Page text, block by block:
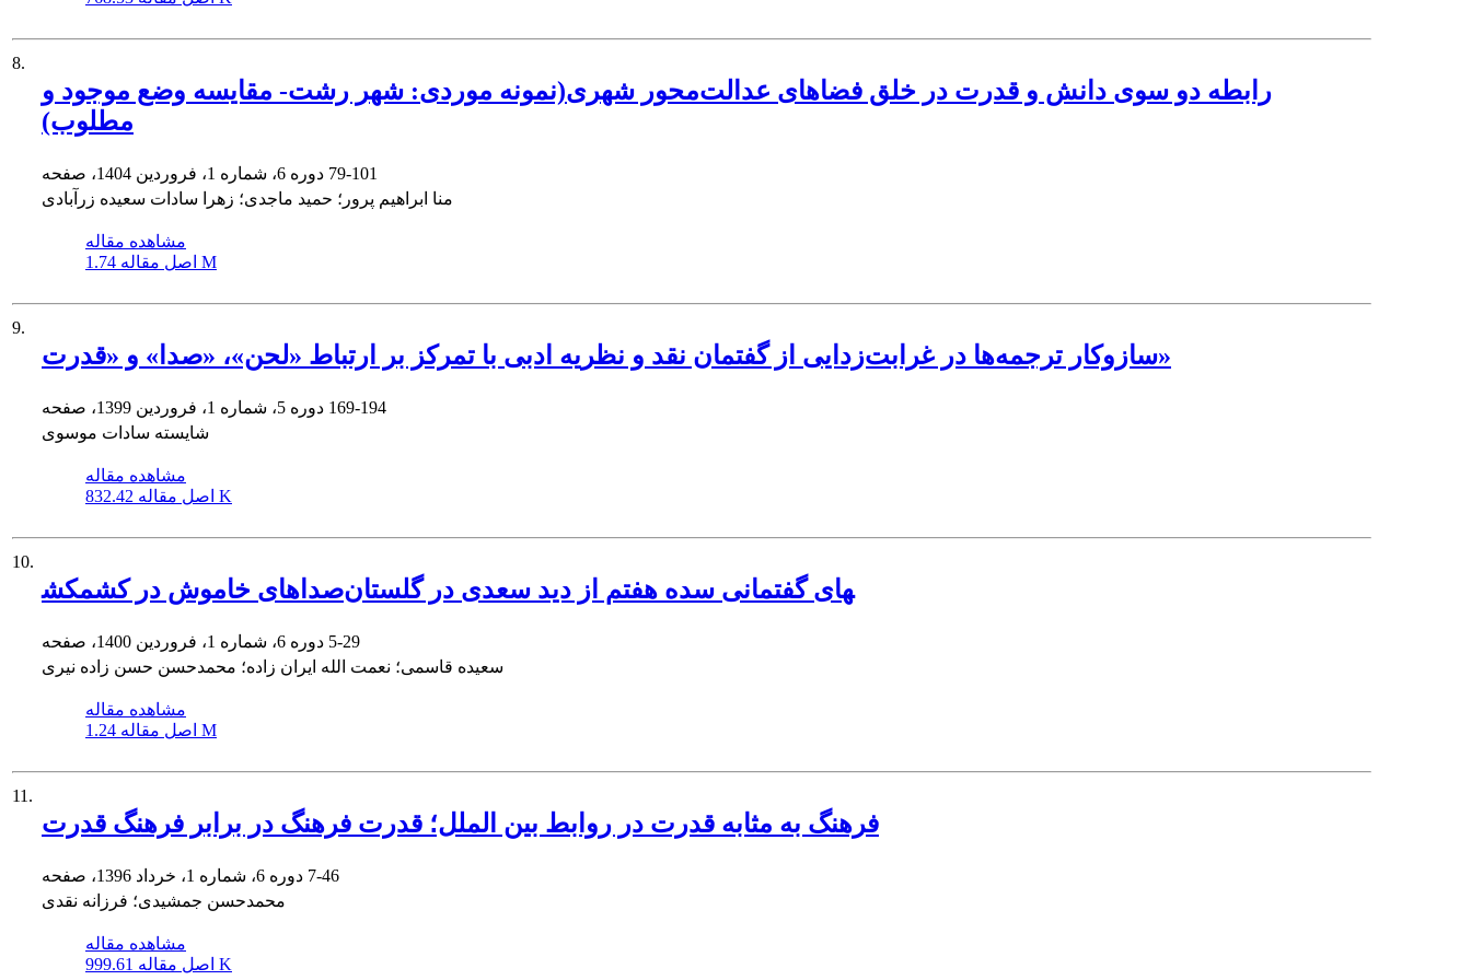
8.
رابطه دو سوی دانش و قدرت در خلق فضاهای عدالت‌محور شهری(نمونه موردی: شهر رشت- مقایسه وضع موجود و
مطلوب)
79-101
منا ابراهیم پرور؛ حمید ماجدی؛ زهرا سادات سعیده زرآبادی
مشاهده مقاله
اصل مقاله 1.74 M
9.
سازوکار ترجمه‌ها در غرابت‌زدایی از گفتمان نقد و نظریه ادبی با تمرکز بر ارتباط «لحن»، «صدا» و «قدرت»
169-194
شایسته سادات موسوی
مشاهده مقاله
اصل مقاله 832.42 K
10.
صداهای خاموش در کشمکش‏‎های گفتمانی سده هفتم از دید سعدی در گلستان
5-29
سعیده قاسمی؛ نعمت الله ایران زاده؛ محمدحسن حسن زاده نیری
مشاهده مقاله
اصل مقاله 1.24 M
11.
فرهنگ به مثابه قدرت در روابط بین الملل؛ قدرت فرهنگ در برابر فرهنگ قدرت
7-46
محمدحسن جمشیدی؛ فرزانه نقدی
مشاهده مقاله
اصل مقاله 999.61 K